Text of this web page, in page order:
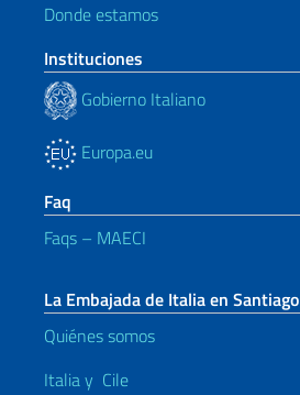
Donde estamos
Instituciones
Gobierno Italiano
Europa.eu
Faq
Faqs – MAECI
La Embajada de Italia en Santiago
Quiénes somos
Italia y Cile